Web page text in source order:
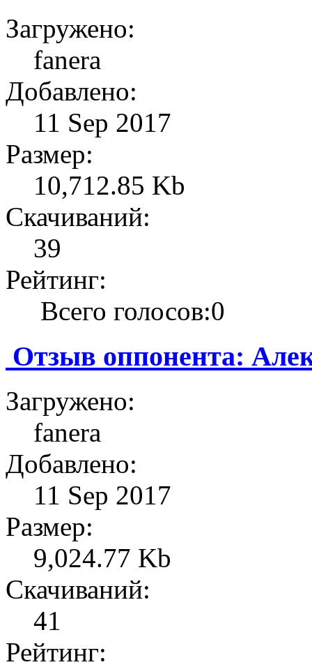
Загружено:
fanera
Добавлено:
11 Sep 2017
Размер:
10,712.85 Kb
Скачиваний:
39
Рейтинг:
Всего голосов:0
Отзыв оппонента:
Загружено:
fanera
Добавлено:
11 Sep 2017
Размер:
9,024.77 Kb
Скачиваний:
41
Рейтинг: